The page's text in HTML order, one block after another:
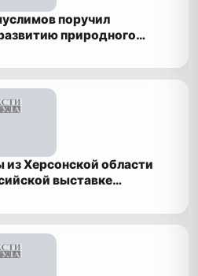
поручил
природного
Херсонской области
выставке
Дагестане